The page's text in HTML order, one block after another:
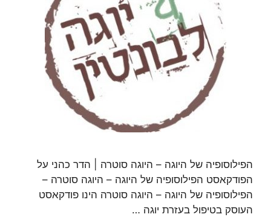
הפילוסופיה של היוגה – היוגה סוטרה | הדר כהני על
הפודקאסט הפילוסופיה של היוגה – היוגה סוטרה –
הפילוסופיה של היוגה – היוגה סוטרה הינו פודקאסט
העוסק בטיפול בעזרת יוגה …